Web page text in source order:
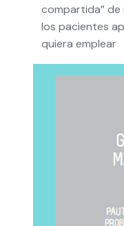
compartida” de
los pacientes
quiera emplear